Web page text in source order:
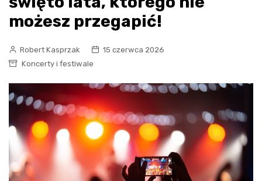
możesz przegapić!
Robert Kasprzak
15 czerwca 2026
Koncerty i festiwale